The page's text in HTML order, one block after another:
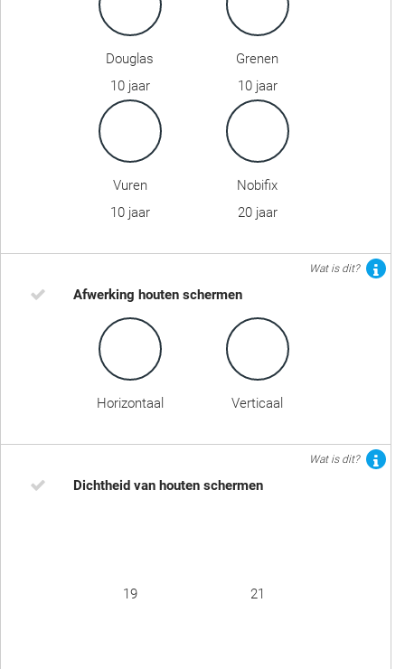
Douglas
10 jaar
Grenen
10 jaar
Vuren
10 jaar
Nobifix
20 jaar
Wat is dit?
Afwerking houten schermen
Horizontaal Verticaal
Wat is dit?
Dichtheid van houten schermen
19 21